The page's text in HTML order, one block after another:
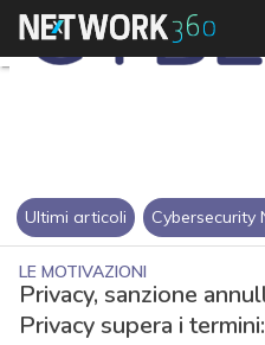
Ultimi articoli Cybersecurity
LE MOTIVAZIONI
Privacy, sanzione
Privacy supera i